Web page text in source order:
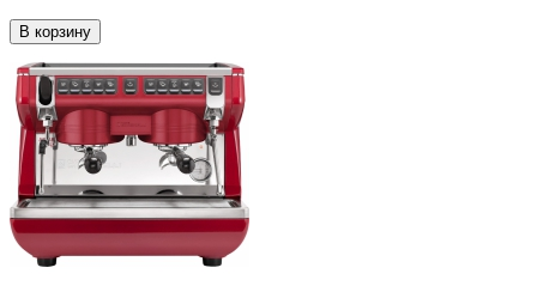
В корзину